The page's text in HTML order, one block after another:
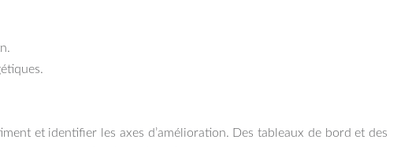
et identifier les axes d’amélioration. Des tableaux de bord et des